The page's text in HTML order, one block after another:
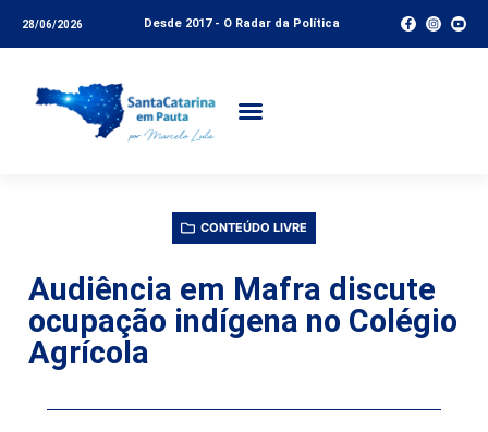
28/06/2026 Desde 2017 - O Radar da Política
CONTEÚDO LIVRE
Audiência em Mafra discute
ocupação indígena no Colégio
Agrícola